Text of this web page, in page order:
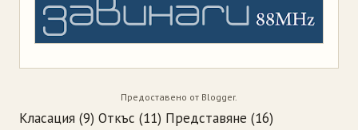
Предоставено от Blogger.
Класация (9) Откъс (11) Представяне (16)